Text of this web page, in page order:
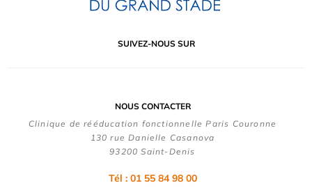
SUIVEZ-NOUS SUR
NOUS CONTACTER
Clinique de rééducation fonctionnelle Paris Couronne
130 rue Danielle Casanova
93200 Saint-Denis
Tél : 01 55 84 98 00